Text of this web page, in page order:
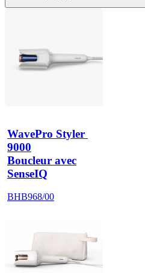
WavePro Styler
9000
Boucleur avec
SenseIQ
BHB968/00